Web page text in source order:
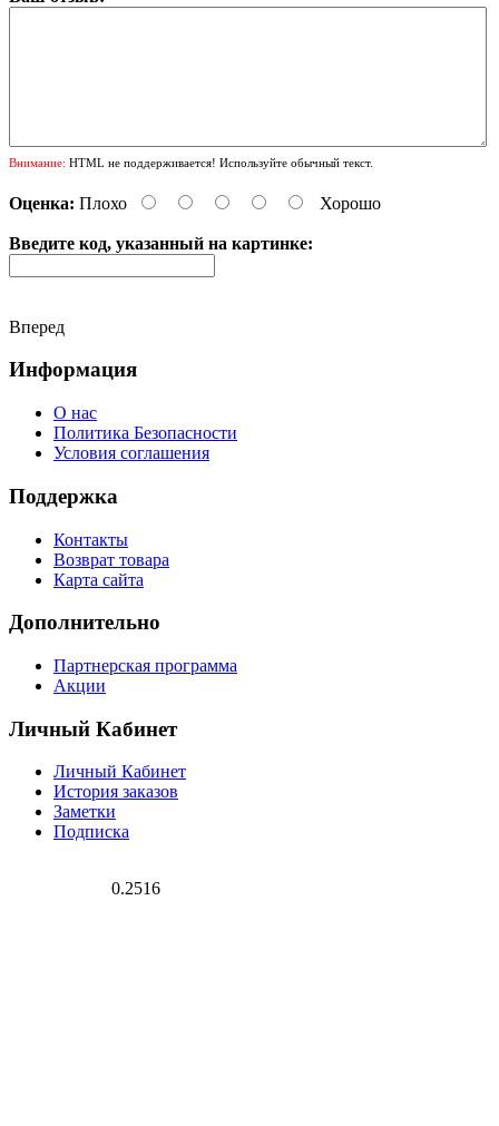
Внимание: HTML не поддерживается! Используйте обычный текст.
Оценка: Плохо Хорошо
Введите код, указанный на картинке:
Вперед
Информация
О нас
Политика Безопасности
Условия соглашения
Поддержка
Контакты
Возврат товара
Карта сайта
Дополнительно
Партнерская программа
Акции
Личный Кабинет
Личный Кабинет
История заказов
Заметки
Подписка
0.2516